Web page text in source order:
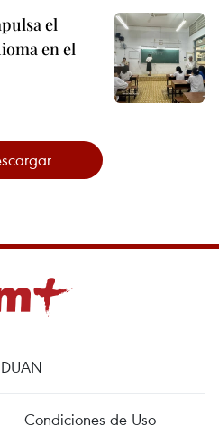
el
en el
Condiciones de Uso